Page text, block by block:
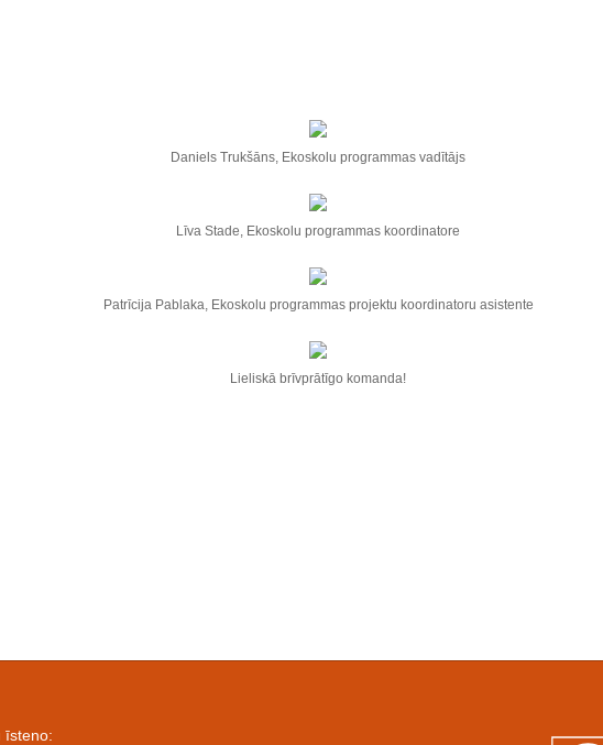
Daniels Trukšāns, Ekoskolu programmas vadītājs
Līva Stade, Ekoskolu programmas koordinatore
Patrīcija Pablaka, Ekoskolu programmas projektu koordinatoru asistente
Lieliskā brīvprātīgo komanda!
īsteno: